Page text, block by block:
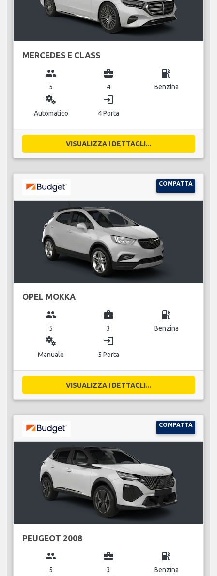
MERCEDES E CLASS
group
5
business_center
4
local_gas_station
Benzina
miscellaneous_services
Automatico
login
4 Porta
VISUALIZZA I DETTAGLI...
COMPATTA
OPEL MOKKA
group
5
business_center
3
local_gas_station
Benzina
miscellaneous_services
Manuale
login
5 Porta
VISUALIZZA I DETTAGLI...
COMPATTA
PEUGEOT 2008
group
5
business_center
3
local_gas_station
Benzina